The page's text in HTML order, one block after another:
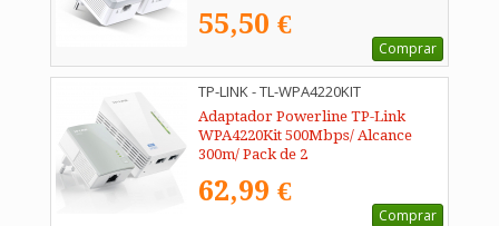
55,50 €
Comprar
TP-LINK - TL-WPA4220KIT
Adaptador Powerline TP-Link
WPA4220Kit 500Mbps/ Alcance
300m/ Pack de 2
62,99 €
Comprar